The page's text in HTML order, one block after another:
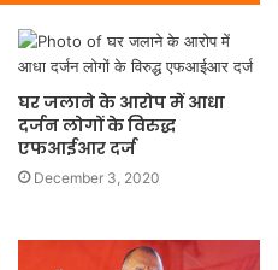
घर जलाने के आरोप में आधा
दर्जन लोगों के विरुद्ध
एफआईआर दर्ज
December 3, 2020